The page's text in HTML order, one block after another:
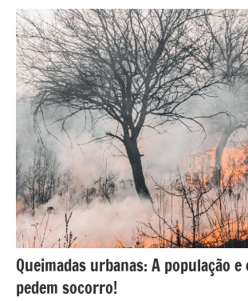
Queimadas urbanas: A população
pedem socorro!